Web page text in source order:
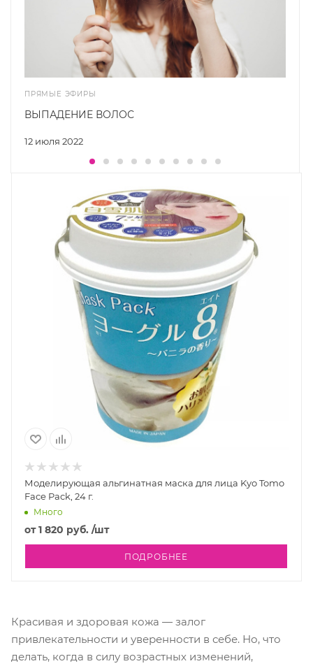
ПРЯМЫЕ ЭФИРЫ
12 июля 2022
ВЫПАДЕНИЕ ВОЛОС
Моделирующая альгинатная маска для лица Kyo Tomo
Face Pack, 24 г.
Много
от1 820 руб. /шт
ПОДРОБНЕЕ
Красивая и здоровая кожа — залог
привлекательности и уверенности в себе. Но, что
делать, когда в силу возрастных изменений,